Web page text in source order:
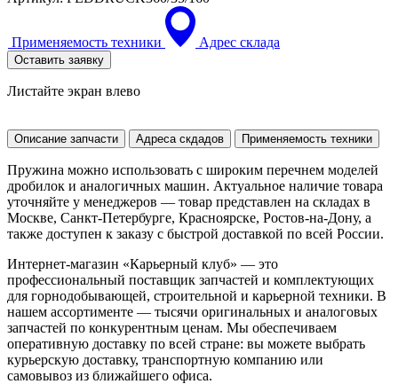
Применяемость техники Адрес склада
Оставить заявку
Листайте экран влево
Описание запчасти Адреса скдадов Применяемость техники
Пружина можно использовать с широким перечнем моделей
дробилок и аналогичных машин. Актуальное наличие товара
уточняйте у менеджеров — товар представлен на складах в
Москве, Санкт-Петербурге, Красноярске, Ростов-на-Дону, а
также доступен к заказу с быстрой доставкой по всей России.
Интернет-магазин «Карьерный клуб» — это
профессиональный поставщик запчастей и комплектующих
для горнодобывающей, строительной и карьерной техники. В
нашем ассортименте — тысячи оригинальных и аналоговых
запчастей по конкурентным ценам. Мы обеспечиваем
оперативную доставку по всей стране: вы можете выбрать
курьерскую доставку, транспортную компанию или
самовывоз из ближайшего офиса.